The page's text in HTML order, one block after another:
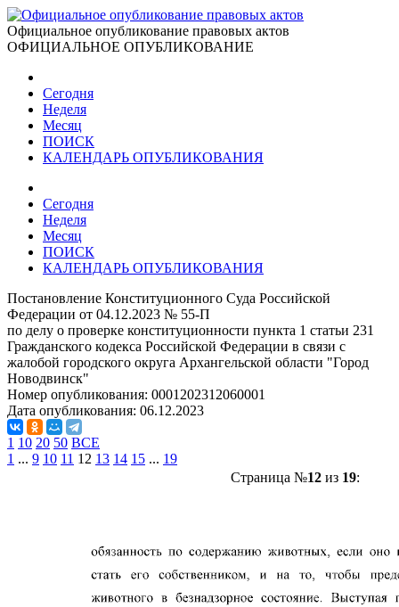
Официальное опубликование правовых актов
ОФИЦИАЛЬНОЕ ОПУБЛИКОВАНИЕ
Сегодня
Неделя
Месяц
ПОИСК
КАЛЕНДАРЬ ОПУБЛИКОВАНИЯ
Сегодня
Неделя
Месяц
ПОИСК
КАЛЕНДАРЬ ОПУБЛИКОВАНИЯ
Постановление Конституционного Суда Российской
Федерации от 04.12.2023 № 55-П
по делу о проверке конституционности пункта 1 статьи 231
Гражданского кодекса Российской Федерации в связи с
жалобой городского округа Архангельской области "Город
Новодвинск"
Номер опубликования: 0001202312060001
Дата опубликования: 06.12.2023
1 10 20 50 ВСЕ
1 ... 9 10 11 12 13 14 15 ... 19
Страница №12из 19: